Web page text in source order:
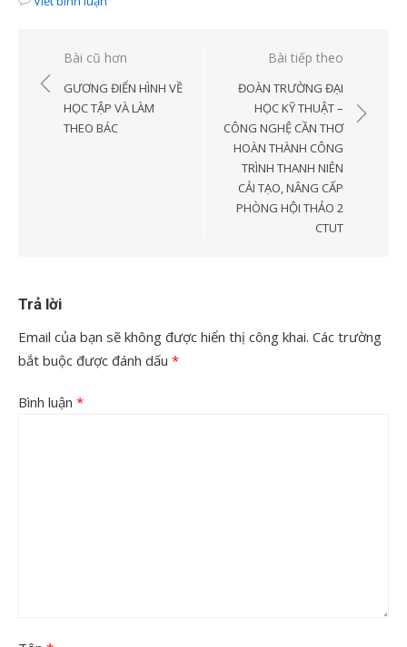
Điều
hướng
viết
Bài cũ hơn
GƯƠNG ĐIỂN HÌNH VỀ
HỌC TẬP VÀ LÀM
THEO BÁC
Bài tiếp theo
ĐOÀN TRƯỜNG ĐẠI
HỌC KỸ THUẬT –
CÔNG NGHỆ CẦN THƠ
HOÀN THÀNH CÔNG
TRÌNH THANH NIÊN
CẢI TẠO, NÂNG CẤP
PHÒNG HỘI THẢO 2
CTUT
Trả lời
Email của bạn sẽ không được hiển thị công khai. Các trường
bắt buộc được đánh dấu *
Bình luận *